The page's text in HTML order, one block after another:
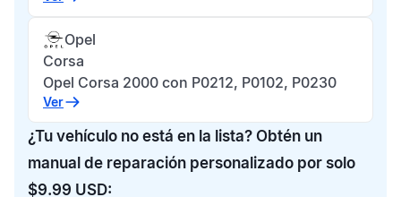
Opel
Corsa
Opel Corsa 2000 con P0212, P0102, P0230
Ver
¿Tu vehículo no está en la lista? Obtén un
manual de reparación personalizado por solo
$9.99 USD: